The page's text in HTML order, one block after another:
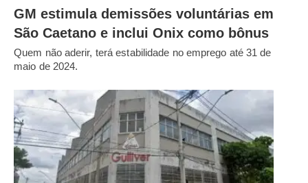
GM estimula demissões voluntárias em
São Caetano e inclui Onix como bônus
Quem não aderir, terá estabilidade no emprego até 31 de
maio de 2024.